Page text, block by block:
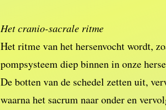
Het cranio-sacrale ritme
Het ritme van het hersenvocht wordt,
pompsysteem diep binnen in onze
De botten van de schedel zetten uit,
waarna het sacrum naar onder en